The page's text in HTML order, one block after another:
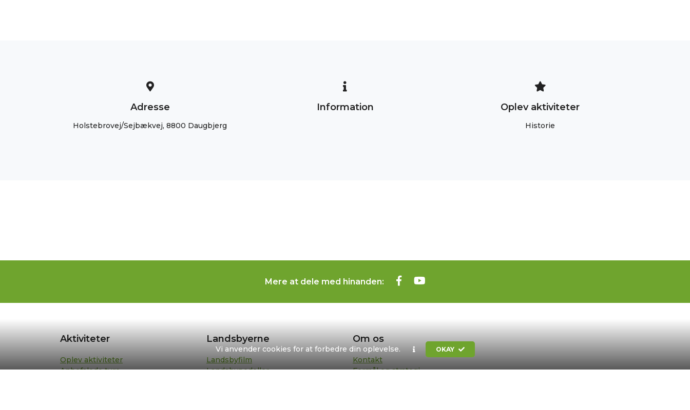
Vi anvender cookies for at forbedre din oplevelse. OKAY
Adresse
Holstebrovej/Sejbækvej, 8800 Daugbjerg
Information Oplev aktiviteter
Historie
Mere at dele med hinanden:
Aktiviteter
Oplev aktiviteter
Anbefalede ture
Landsbyerne
Landsbyfilm
Landsbypedeller
Om os
Kontakt
Formål og strategi